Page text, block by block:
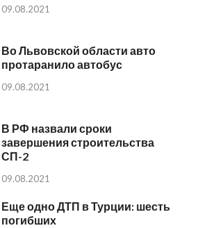
09.08.2021
Во Львовской области авто
протаранило автобус
09.08.2021
В РФ назвали сроки
завершения строительства
СП-2
09.08.2021
Еще одно ДТП в Турции: шесть
погибших